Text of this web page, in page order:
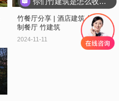
竹餐厅分享 | 酒店建筑 竹
制餐厅 竹建筑
2024-11-11